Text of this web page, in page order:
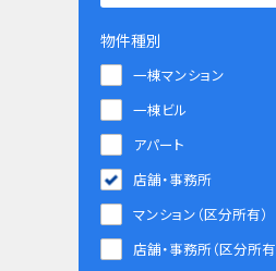
物件種別
一棟マンション
一棟ビル
アパート
店舗・事務所
マンション（区分所有）
店舗・事務所（区分所有